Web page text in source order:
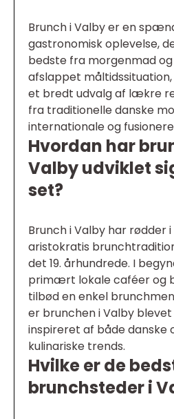
Brunch i Valby er en
gastronomisk oplevelse,
bedste fra morgenmad
afslappet
et bredt udvalg af lækre
fra traditionelle danske
internationale og
Hvordan har
Valby udviklet
set?
Brunch i Valby har rødder
aristokratis
det 19. århundrede. I
primært lokale caféer og
tilbød en enkel
er brunchen i Valby
inspireret af både danske
kulinariske trends.
Hvilke er de
brunchsteder i